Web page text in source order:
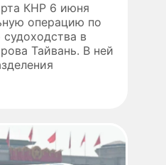
КНР 6 июня
операцию по
в
Тайвань. В ней